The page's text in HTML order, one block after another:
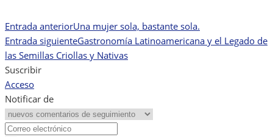
Navegación
de
entradas
Entrada anteriorUna mujer sola, bastante sola.
Entrada siguienteGastronomía Latinoamericana y el Legado de
las Semillas Criollas y Nativas
Suscribir
Acceso
Notificar de